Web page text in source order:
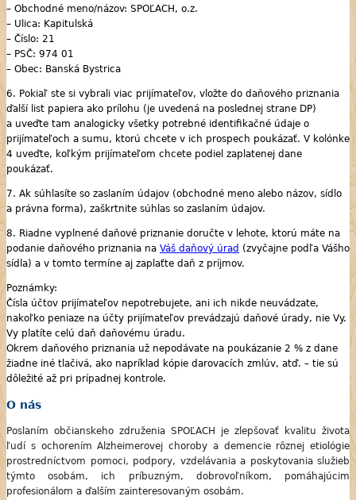
– Obchodné meno/názov: SPOĽACH, o.z.
– Ulica: Kapitulská
– Číslo: 21
– PSČ: 974 01
– Obec: Banská Bystrica
6. Pokiaľ ste si vybrali viac prijímateľov, vložte do daňového priznania
ďalší list papiera ako prílohu (je uvedená na poslednej strane DP)
a uveďte tam analogicky všetky potrebné identifikačné údaje o
prijímateľoch a sumu, ktorú chcete v ich prospech poukázať. V kolónke
4 uveďte, koľkým prijímateľom chcete podiel zaplatenej dane
poukázať.
7. Ak súhlasíte so zaslaním údajov (obchodné meno alebo názov, sídlo
a právna forma), zaškrtnite súhlas so zaslaním údajov.
8. Riadne vyplnené daňové priznanie doručte v lehote, ktorú máte na
podanie daňového priznania na Váš daňový úrad (zvyčajne podľa Vášho
sídla) a v tomto termíne aj zaplaťte daň z príjmov.
Poznámky:
Čísla účtov prijímateľov nepotrebujete, ani ich nikde neuvádzate,
nakoľko peniaze na účty prijímateľov prevádzajú daňové úrady, nie Vy.
Vy platíte celú daň daňovému úradu.
Okrem daňového priznania už nepodávate na poukázanie 2 % z dane
žiadne iné tlačivá, ako napríklad kópie darovacích zmlúv, atď. – tie sú
dôležité až pri prípadnej kontrole.
O nás
Poslaním občianskeho združenia SPOĽACH je zlepšovať kvalitu života
ľudí s ochorením Alzheimerovej choroby a demencie rôznej etiológie
prostredníctvom pomoci, podpory, vzdelávania a poskytovania služieb
týmto osobám, ich príbuzným, dobrovoľníkom, pomáhajúcim
profesionálom a ďalším zainteresovaným osobám.